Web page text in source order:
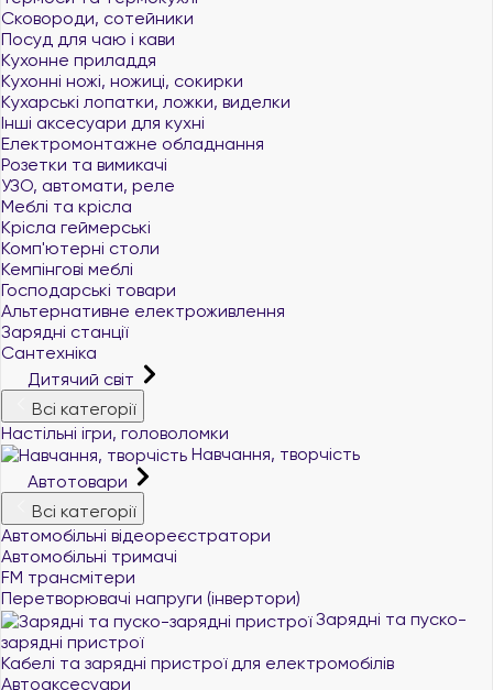
Сковороди, сотейники
Посуд для чаю і кави
Кухонне приладдя
Кухонні ножі, ножиці, сокирки
Кухарські лопатки, ложки, виделки
Інші аксесуари для кухні
Електромонтажне обладнання
Розетки та вимикачі
УЗО, автомати, реле
Меблі та крісла
Крісла геймерські
Комп'ютерні столи
Кемпінгові меблі
Господарські товари
Альтернативне електроживлення
Зарядні станції
Сантехніка
Дитячий світ
Всі категорії
Настільні ігри, головоломки
Навчання, творчість
Автотовари
Всі категорії
Автомобільні відеореєстратори
Автомобільні тримачі
FM трансмітери
Перетворювачі напруги (інвертори)
Зарядні та пуско-
зарядні пристрої
Кабелі та зарядні пристрої для електромобілів
Автоаксесуари
+380 (96) 521 33 21
+380 (73) 521 33 21